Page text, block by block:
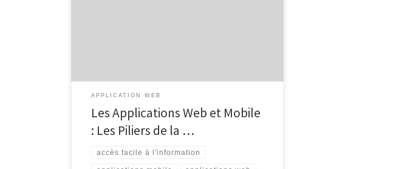
APPLICATION WEB
Les Applications Web et Mobile
: Les Piliers de la …
accès facile à l'information